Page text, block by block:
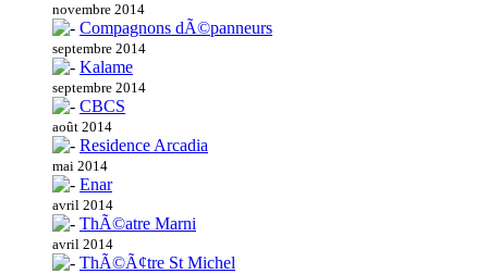
novembre 2014
Compagnons dÃ©panneurs
septembre 2014
Kalame
septembre 2014
CBCS
août 2014
Residence Arcadia
mai 2014
Enar
avril 2014
ThÃ©atre Marni
avril 2014
ThÃ©Ã¢tre St Michel